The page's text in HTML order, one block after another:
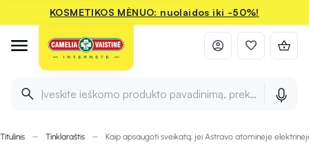
KOSMETIKOS MĖNUO: nuolaidos iki -50%!
Įveskite ieškomo produkto pavadinimą, prekės ženklą ir
Titulinis Tinklaraštis Kaip apsaugoti sveikatą, jei Astravo atominėje